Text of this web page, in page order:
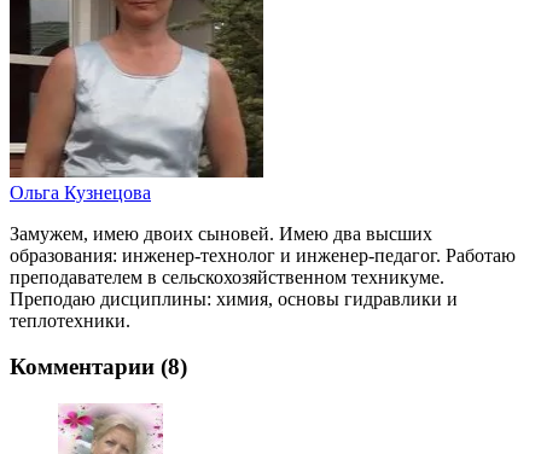
Ольга Кузнецова
Замужем, имею двоих сыновей. Имею два высших
образования: инженер-технолог и инженер-педагог. Работаю
преподавателем в сельскохозяйственном техникуме.
Преподаю дисциплины: химия, основы гидравлики и
теплотехники.
Комментарии (8)